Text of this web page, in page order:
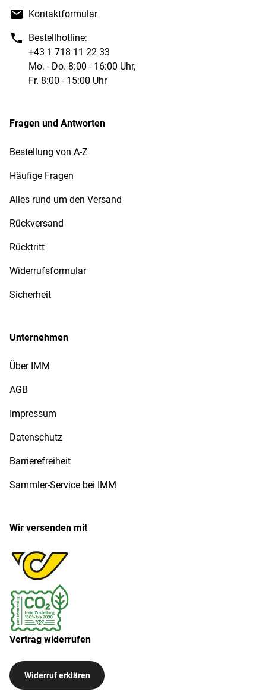
Kontaktformular
Bestellhotline:
+43 1 718 11 22 33
Mo. - Do. 8:00 - 16:00 Uhr,
Fr. 8:00 - 15:00 Uhr
Fragen und Antworten
Bestellung von A-Z
Häufige Fragen
Alles rund um den Versand
Rückversand
Rücktritt
Widerrufsformular
Sicherheit
Unternehmen
Über IMM
AGB
Impressum
Datenschutz
Barrierefreiheit
Sammler-Service bei IMM
Wir versenden mit
Vertrag widerrufen
Widerruf erklären